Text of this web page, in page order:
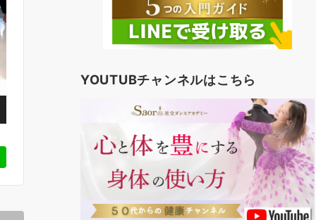
YOUTUBチャンネルはこちら